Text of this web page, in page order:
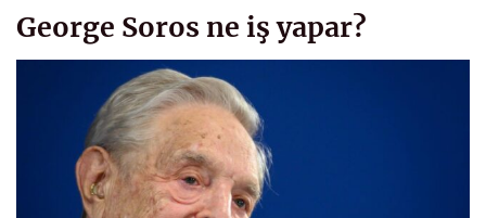
George Soros ne iş yapar?